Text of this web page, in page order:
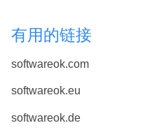
有用的链接
softwareok.com
softwareok.eu
softwareok.de